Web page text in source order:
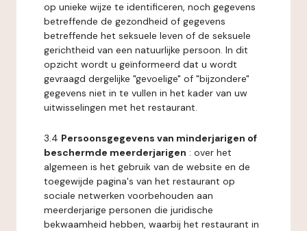
op unieke wijze te identificeren, noch gegevens
betreffende de gezondheid of gegevens
betreffende het seksuele leven of de seksuele
gerichtheid van een natuurlijke persoon. In dit
opzicht wordt u geïnformeerd dat u wordt
gevraagd dergelijke "gevoelige" of "bijzondere"
gegevens niet in te vullen in het kader van uw
uitwisselingen met het restaurant.
3.4 Persoonsgegevens van minderjarigen of
beschermde meerderjarigen : over het
algemeen is het gebruik van de website en de
toegewijde pagina's van het restaurant op
sociale netwerken voorbehouden aan
meerderjarige personen die juridische
bekwaamheid hebben, waarbij het restaurant in